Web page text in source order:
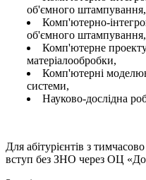
об'ємного штампування,
Комп'ютерно-
об'ємного штампування,
Комп'ютерне
матеріалообробки,
Комп'ютерні
системи,
Науково-дослідна
Для абітурієнтів з
вступ без ЗНО через ОЦ